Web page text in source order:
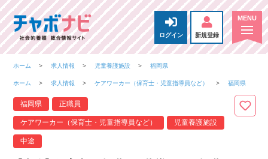
ログイン 新規登録
ホーム 求人情報 児童養護施設 福岡県
ホーム 求人情報 ケアワーカー（保育士・児童指導員など） 福岡県
福岡県 正職員
ケアワーカー（保育士・児童指導員など） 児童養護施設
中途